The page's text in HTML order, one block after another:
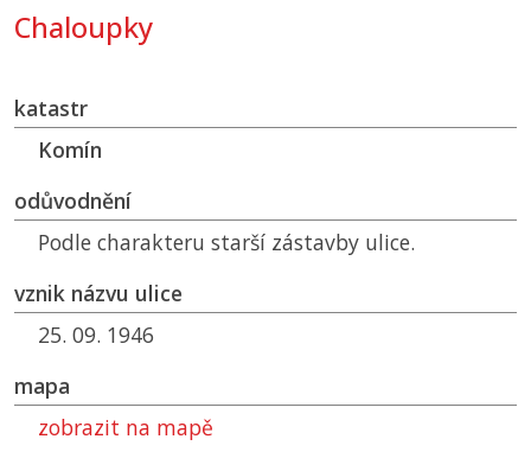
Chaloupky
katastr
Komín
odůvodnění
Podle charakteru starší zástavby ulice.
vznik názvu ulice
25. 09. 1946
mapa
zobrazit na mapě